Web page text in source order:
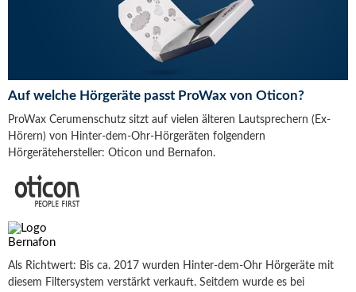
Auf welche Hörgeräte passt ProWax von Oticon?
ProWax Cerumenschutz sitzt auf vielen älteren Lautsprechern (Ex-
Hörern) von Hinter-dem-Ohr-Hörgeräten folgendern
Hörgerätehersteller: Oticon und Bernafon.
Als Richtwert: Bis ca. 2017 wurden Hinter-dem-Ohr Hörgeräte mit
diesem Filtersystem verstärkt verkauft. Seitdem wurde es bei